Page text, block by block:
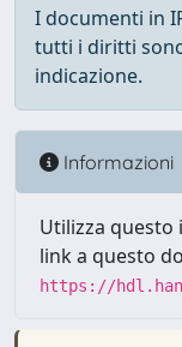
I documenti in
tutti i diritti
indicazione.
Informazioni
Utilizza
link a questo
https://